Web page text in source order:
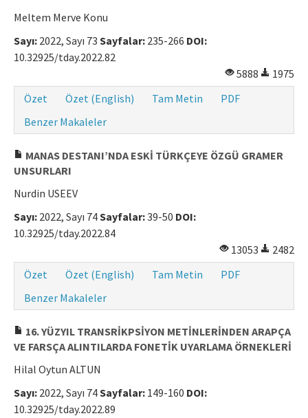
Meltem Merve Konu
Sayı: 2022, Sayı 73 Sayfalar: 235-266 DOI:
10.32925/tday.2022.82
5888
1975
Özet
Özet (English) Tam Metin
PDF
Benzer Makaleler
MANAS DESTANI’NDA ESKİ TÜRKÇEYE ÖZGÜ GRAMER
UNSURLARI
Nurdin USEEV
Sayı: 2022, Sayı 74Sayfalar:39-50 DOI:
10.32925/tday.2022.84
13053
2482
Özet
Özet (English) Tam Metin
PDF
Benzer Makaleler
16. YÜZYIL TRANSRİKPSİYON METİNLERİNDEN ARAPÇA
VE FARSÇA ALINTILARDA FONETİK UYARLAMA ÖRNEKLERİ
Hilal Oytun ALTUN
Sayı: 2022, Sayı 74Sayfalar: 149-160 DOI:
10.32925/tday.2022.89